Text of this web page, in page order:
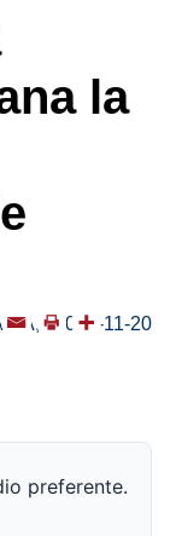
la
,/2024-11-20
preferente.